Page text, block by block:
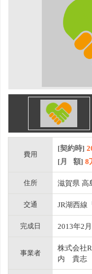
費用
[契約時]
[月 額] 8
住所 滋賀県 高
交通 JR湖西線
完成日 2013年2月
事業者
株式会社
内 貴志